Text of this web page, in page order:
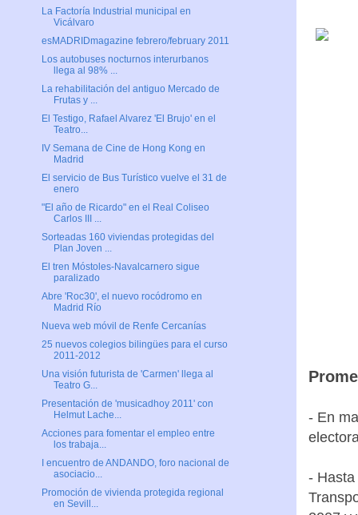
- En
-
La Factoría Industrial municipal en
Vicálvaro
esMADRIDmagazine febrero/february 2011
Los autobuses nocturnos interurbanos
llega al 98% ...
La rehabilitación del antiguo Mercado de
Frutas y ...
El Testigo, Rafael Alvarez 'El Brujo' en el
Teatro...
IV Semana de Cine de Hong Kong en
Madrid
El servicio de Bus Turístico vuelve el 31 de
enero
"El año de Ricardo" en el Real Coliseo
Carlos III ...
Sorteadas 160 viviendas protegidas del
Plan Joven ...
El tren Móstoles-Navalcarnero sigue
paralizado
Abre 'Roc30', el nuevo rocódromo en
Madrid Río
Nueva web móvil de Renfe Cercanías
25 nuevos colegios bilingües para el curso
2011-2012
Una visión futurista de 'Carmen' llega al
Teatro G...
Presentación de 'musicadhoy 2011' con
Helmut Lache...
Acciones para fomentar el empleo entre
los trabaja...
I encuentro de ANDANDO, foro nacional de
asociacio...
Promoción de vivienda protegida regional
en Sevill...